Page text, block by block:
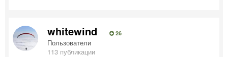
whitewind 26
Пользователи
113 публикации